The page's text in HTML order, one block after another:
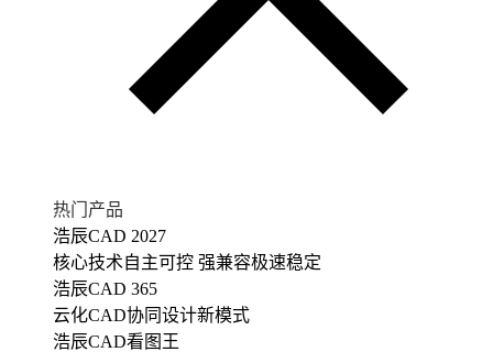
热门产品
浩辰CAD 2027
核心技术自主可控 强兼容极速稳定
浩辰CAD 365
云化CAD协同设计新模式
浩辰CAD看图王